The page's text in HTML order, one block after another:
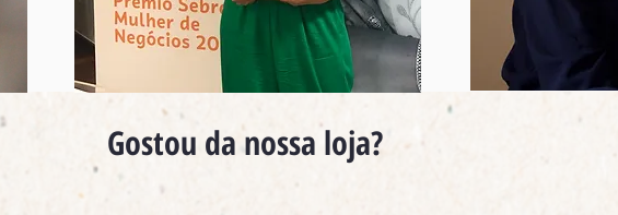
Gostou da nossa loja?